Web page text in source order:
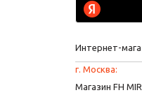
Интернет-
г. Москва:
Магазин FH